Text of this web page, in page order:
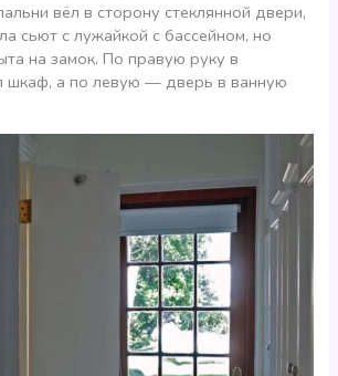
вёл в сторону стеклянной двери,
сьют с лужайкой с бассейном, но
на замок. По правую руку в
шкаф, а по левую — дверь в ванную